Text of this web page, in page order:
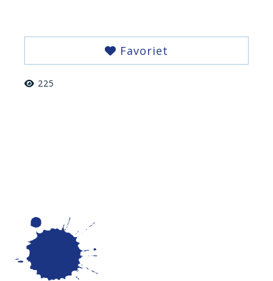
Favoriet
225